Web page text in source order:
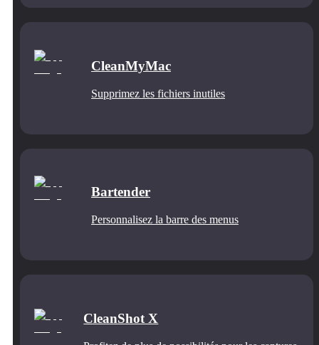
CleanMyMac
Supprimez les fichiers inutiles
Bartender
Personnalisez la barre des menus
CleanShot X